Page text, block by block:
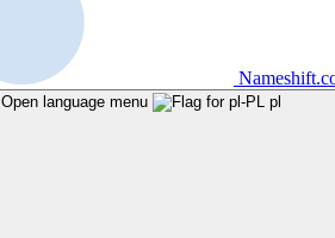
Open language menu pl